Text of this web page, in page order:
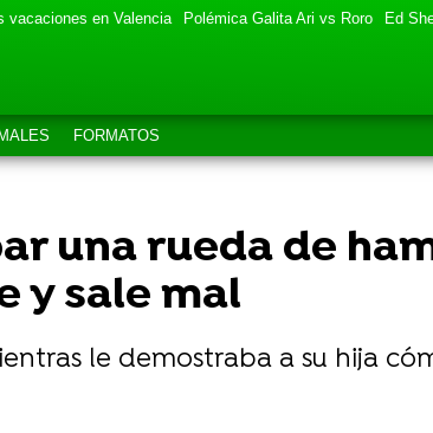
vacaciones en Valencia Polémica Galita Ari vs Roro Ed
FORMATOS
una rueda de
y sale mal
le demostraba a su hija